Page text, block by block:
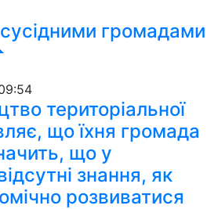
громадами
територіальної
що їхня громада
що у
знання, як
розвиватися